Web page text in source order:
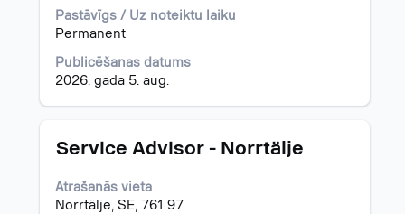
Pastāvīgs / Uz noteiktu laiku
Permanent
Publicēšanas datums
2026. gada 5. aug.
skatītu
visu
par
darba
piedāvājumu.
Amats
Service Advisor - Norrtälje
Atrašanās vieta
Norrtälje, SE, 761 97
Atlasiet,
atstarpes
taustiņu,